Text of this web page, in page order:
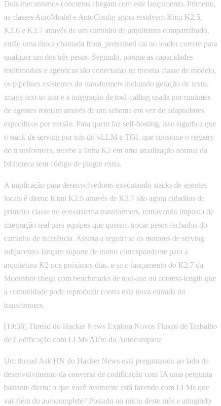
Dois mecanismos concretos chegam com este lançamento. Primeiro,
as classes AutoModel e AutoConfig agora resolvem Kimi K2.5,
K2.6 e K2.7 através de um caminho de arquitetura compartilhado,
então uma única chamada from_pretrained cai no loader correto para
qualquer um dos três pesos. Segundo, porque as capacidades
multimodais e agenticas são conectadas na mesma classe de modelo,
os pipelines existentes do transformers incluindo geração de texto,
image-text-to-text e a integração de tool-calling usada por runtimes
de agentes roteiam através de um schema em vez de adaptadores
específicos por versão. Para quem faz self-hosting, isso significa que
o stack de serving por trás do vLLM e TGI, que consome o registry
do transformers, recebe a linha K2 em uma atualização normal da
biblioteca sem código de plugin extra.
A implicação para desenvolvedores executando stacks de agentes
locais é direta: Kimi K2.5 através de K2.7 são agora cidadãos de
primeira classe no ecossistema transformers, removendo imposto de
integração real para equipes que querem trocar pesos fechados do
caminho de inferência. Assista a seguir: se os motores de serving
subjacentes lançam suporte de motor correspondente para a
arquitetura K2 nos próximos dias, e se o lançamento do K2.7 da
Moonshot chega com benchmarks de tool-use ou context-length que
a comunidade pode reproduzir contra esta nova entrada do
transformers.
[19:36] Thread do Hacker News Explora Novos Fluxos de Trabalho
de Codificação com LLMs Além do Autocomplete
Um thread Ask HN do Hacker News está perguntando ao lado de
desenvolvimento da conversa de codificação com IA uma pergunta
bastante direta: o que você realmente está fazendo com LLMs que
vai além do autocomplete? Postado no início deste mês e atingindo